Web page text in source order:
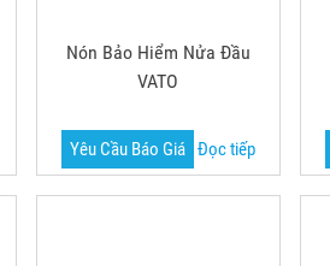
Nón Bảo Hiểm Nửa Đầu
VATO
Yêu Cầu Báo Giá Đọc tiếp